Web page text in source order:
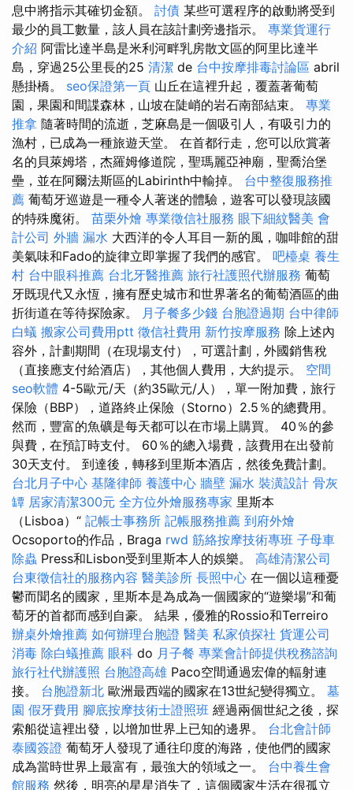
息中將指示其確切金額。 討債 某些可選程序的啟動將受到
最少的員工數量，該人員在該計劃旁邊指示。 專業貨運行
介紹 阿雷比達半島是米利河畔乳房散文區的阿里比達半
島，穿過25公里長的25 清潔 de 台中按摩排毒討論區 abril
懸掛橋。 seo保證第一頁 山丘在這裡升起，覆蓋著葡萄
園，果園和間諜森林，山坡在陡峭的岩石南部結束。 專業
推拿 隨著時間的流逝，芝麻島是一個吸引人，有吸引力的
漁村，已成為一種旅遊天堂。 在首都行走，您可以欣賞著
名的貝萊姆塔，杰羅姆修道院，聖瑪麗亞神廟，聖喬治堡
壘，並在阿爾法斯區的Labirinth中輸掉。 台中整復服務推
薦 葡萄牙巡遊是一種令人著迷的體驗，遊客可以發現該國
的特殊魔術。 苗栗外燴 專業徵信社服務 眼下細紋醫美 會
計公司 外牆 漏水 大西洋的令人耳目一新的風，咖啡館的甜
美氣味和Fado的旋律立即掌握了我們的感官。 吧檯桌 養生
村 台中眼科推薦 台北牙醫推薦 旅行社護照代辦服務 葡萄
牙既現代又永恆，擁有歷史城市和世界著名的葡萄酒區的曲
折街道在等待探險家。 月子餐多少錢 台胞證過期 台中律師
白蟻 搬家公司費用ptt 徵信社費用 新竹按摩服務 除上述內
容外，計劃期間（在現場支付），可選計劃，外國銷售稅
（直接應支付給酒店），其他個人費用，大約提示。 空間
seo軟體 4-5歐元/天（約35歐元/人），單一附加費，旅行
保險（BBP），道路終止保險（Storno）2.5％的總費用。
然而，豐富的魚礦是每天都可以在市場上購買。 40％的參
與費，在預訂時支付。 60％的總入場費，該費用在出發前
30天支付。 到達後，轉移到里斯本酒店，然後免費計劃。
台北月子中心 基隆律師 養護中心 牆壁 漏水 裝潢設計 骨灰
罈 居家清潔300元 全方位外燴服務專家 里斯本
（Lisboa）“ 記帳士事務所 記帳服務推薦 到府外燴
Ocsoporto的作品，Braga rwd 筋絡按摩技術專班 子母車
除蟲 Press和Lisbon受到里斯本人的娛樂。 高雄清潔公司
台東徵信社的服務內容 醫美診所 長照中心 在一個以這種憂
鬱而聞名的國家，里斯本是為成為一個國家的“遊樂場”和葡
萄牙的首都而感到自豪。 結果，優雅的Rossio和Terreiro
辦桌外燴推薦 如何辦理台胞證 醫美 私家偵探社 貨運公司
消毒 除白蟻推薦 眼科 do 月子餐 專業會計師提供稅務諮詢
旅行社代辦護照 台胞證高雄 Paco空間通過宏偉的輻射連
接。 台胞證新北 歐洲最西端的國家在13世紀變得獨立。 墓
園 假牙費用 腳底按摩技術士證照班 經過兩個世紀之後，探
索船從這裡出發，以增加世界上已知的邊界。 台北會計師
泰國簽證 葡萄牙人發現了通往印度的海路，使他們的國家
成為當時世界上最富有，最強大的領域之一。 台中養生會
館服務 然後，明亮的星星消失了，這個國家生活在很孤立